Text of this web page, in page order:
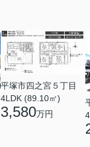
平塚市四之宮５丁目
4LDK (89.10㎡)
3,580万円